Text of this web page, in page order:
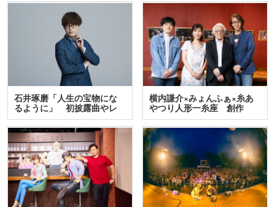
石井琢磨「人生の宝物にな
るように」 初披露曲やレ
ア…
横内謙介×みょんふぁ×糸あ
やつり人形一糸座 創作
人…